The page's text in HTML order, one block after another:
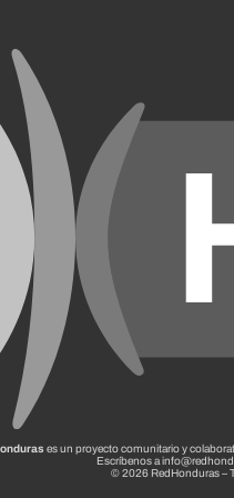
es un proyecto comunitario y
Escríbenos a
© 2026 RedHonduras –